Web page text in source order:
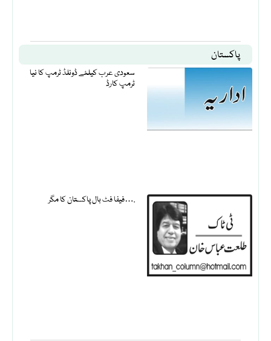
پاکستان
سعودی عرب کیلئے ڈونلڈ ٹرمپ کا نیا
ٹرمپ کارڈ
فیفا فٹ بال پاکستان کا مگر….